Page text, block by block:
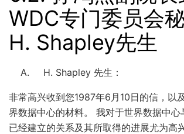
WDC专门委员会
H. Shapley先生
Shapley 先生：
非常高兴收到您1987年6月10日的信，以
界数据中心的材料。 我对于世界数据中心
已经建立的关系及其所取得的进展尤为高